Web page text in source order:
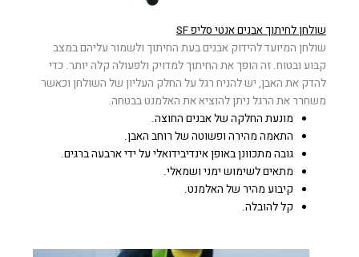
שולחן לחיתוך אבנים אנטי סליפ SF
שולחן המיועד להידוק אבנים בעת החיתוך ולשמור עליהם במצב
קבוע ובטוח. זה הופך את החיתוך למדויק ולפעולה קלה יותר. כדי
להדק את האבן, יש להניח רגל על החלק העליון של השולחן וכאשר
משחרר את הרגל ניתן להוציא את האלמנט בבטחה.
מונעת החלקה של אבנים החוצה.
התאמה מהירה ופשוטה של רוחב האבן.
גובה מתכוונן באופן אינדיבידואלי על ידי ארבעה ברגים.
מתאים לשימוש ימני ושמאלי.
קיבוע מהיר של האלמנט.
קל להובלה.